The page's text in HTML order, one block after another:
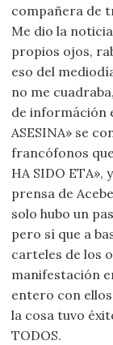
compañera de
Me dio la
propios ojos,
eso del
no me
de információn
ASESINA» se
francófonos
HA SIDO ETA»,
prensa de
solo hubo un
pero sí que a
carteles de los
manifestación
entero con
la cosa tuvo
TODOS.